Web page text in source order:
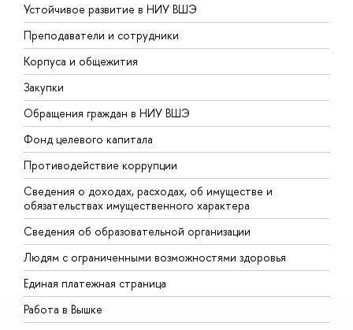
Устойчивое развитие в НИУ ВШЭ
Преподаватели и сотрудники
Корпуса и общежития
Закупки
Обращения граждан в НИУ ВШЭ
Фонд целевого капитала
Противодействие коррупции
Сведения о доходах, расходах, об имуществе и
обязательствах имущественного характера
Сведения об образовательной организации
Людям с ограниченными возможностями здоровья
Единая платежная страница
Работа в Вышке